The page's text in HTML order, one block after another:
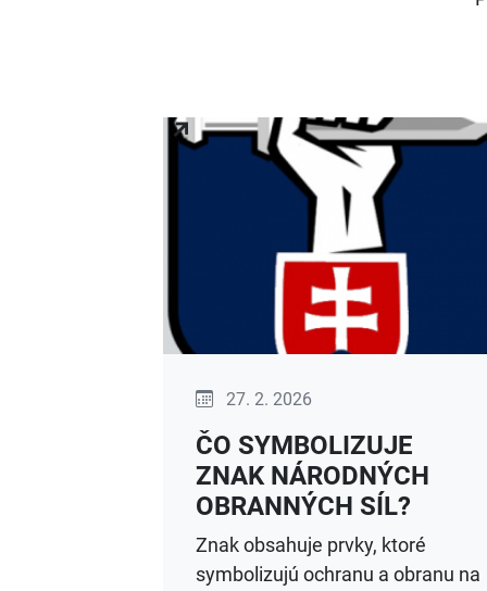
Publikované:
27. 2. 2026
ČO SYMBOLIZUJE
ZNAK NÁRODNÝCH
OBRANNÝCH SÍL?
Znak obsahuje prvky, ktoré
symbolizujú ochranu a obranu na